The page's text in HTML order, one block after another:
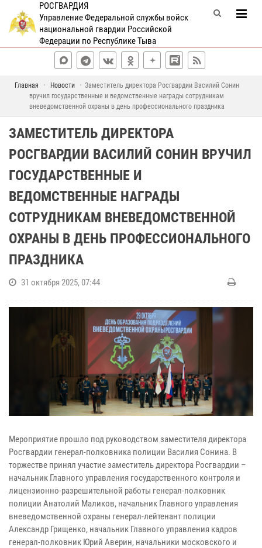
РОСГВАРДИЯ
Управление Федеральной службы войск
национальной гвардии Российской
Федерации по Республике Тыва
Главная Новости
Заместитель директора Росгвардии Василий Сонин
вручил государственные и ведомственные награды сотрудникам
вневедомственной охраны в день профессионального праздника
ЗАМЕСТИТЕЛЬ ДИРЕКТОРА
РОСГВАРДИИ ВАСИЛИЙ СОНИН ВРУЧИЛ
ГОСУДАРСТВЕННЫЕ И
ВЕДОМСТВЕННЫЕ НАГРАДЫ
СОТРУДНИКАМ ВНЕВЕДОМСТВЕННОЙ
ОХРАНЫ В ДЕНЬ ПРОФЕССИОНАЛЬНОГО
ПРАЗДНИКА
31 октября 2025, 07:44
Мероприятие прошло под руководством заместителя директора
Росгвардии генерал-полковника полиции Василия Сонина. В
торжестве принял участие заместитель директора Росгвардии –
начальник Главного управления государственного контроля и
лицензионно-разрешительной работы генерал-полковник
полиции Анатолий Маликов, начальник Главного управления
вневедомственной охраны генерал-лейтенант полиции
Александр Грищенко, начальник Главного управления кадров
генерал-полковник Юрий Аверин, начальники московского и